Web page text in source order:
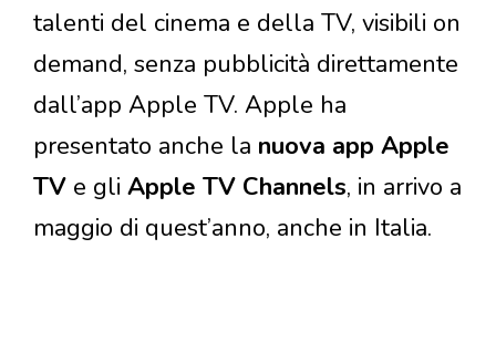
talenti del cinema e della TV, visibili on
demand, senza pubblicità direttamente
dall’app Apple TV. Apple ha
presentato anche la nuova app Apple
TV e gli Apple TV Channels, in arrivo a
maggio di quest’anno, anche in Italia.